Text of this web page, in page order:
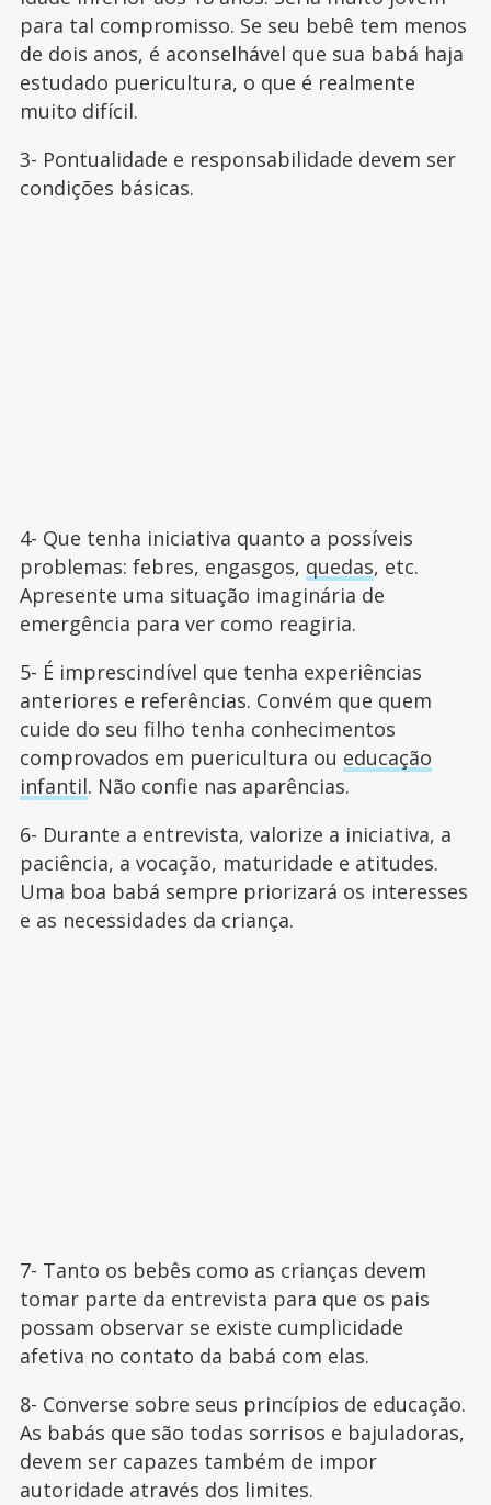
para tal compromisso. Se seu bebê tem menos
de dois anos, é aconselhável que sua babá haja
estudado puericultura, o que é realmente
muito difícil.
3- Pontualidade e responsabilidade devem ser
condições básicas.
4- Que tenha iniciativa quanto a possíveis
problemas: febres, engasgos, quedas, etc.
Apresente uma situação imaginária de
emergência para ver como reagiria.
5- É imprescindível que tenha experiências
anteriores e referências. Convém que quem
cuide do seu filho tenha conhecimentos
comprovados em puericultura ou educação
infantil. Não confie nas aparências.
6- Durante a entrevista, valorize a iniciativa, a
paciência, a vocação, maturidade e atitudes.
Uma boa babá sempre priorizará os interesses
e as necessidades da criança.
7- Tanto os bebês como as crianças devem
tomar parte da entrevista para que os pais
possam observar se existe cumplicidade
afetiva no contato da babá com elas.
8- Converse sobre seus princípios de educação.
As babás que são todas sorrisos e bajuladoras,
devem ser capazes também de impor
autoridade através dos limites.